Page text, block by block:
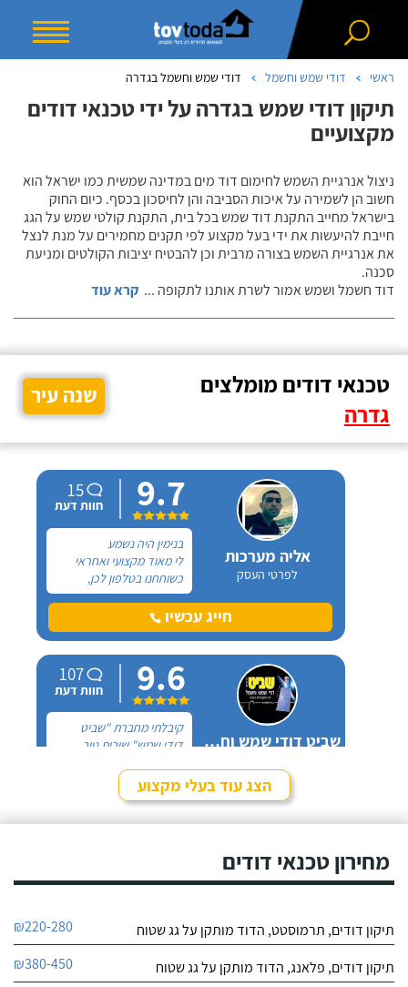
ראשי דודי שמש וחשמל דודי שמש וחשמל בגדרה
תיקון דודי שמש בגדרה על ידי טכנאי דודים
מקצועיים
ניצול אנרגיית השמש לחימום דוד מים במדינה שמשית כמו ישראל הוא
חשוב הן לשמירה על איכות הסביבה והן לחיסכון בכסף. כיום החוק
בישראל מחייב התקנת דוד שמש בכל בית, התקנת קולטי שמש על הגג
חייבת להיעשות את ידי בעל מקצוע לפי תקנים מחמירים על מנת לנצל
את אנרגיית השמש בצורה מרבית וכן להבטיח יציבות הקולטים ומניעת
סכנה.
דוד חשמל ושמש אמור לשרת אותנו לתקופה ... קרא עוד
טכנאי דודים מומלצים
גדרה
שנה עיר
אליה מערכות
לפרטי העסק
9.7
15
חוות דעת
בנימין היה נשמע
לי מאוד מקצועי ואחראי
כשוחחנו בטלפון לכן,
הזמנתי אותו להחלפת דוד
שמש וקולטים בבניין בו אני
גרה והוא אכן נתן שירות
עבודה נקייה ומסודרת.
חייג עכשיו
שביט דודי שמש וחשמל בע"מ
9.6
107
חוות דעת
קיבלתי מחברת "שביט
דודי שמש" שירות טוב,
אותם לא מזמן, כשהתפוצץ
לי הדוד שמש של הדירה.חייג עכשיו
הצג עוד בעלי מקצוע
מחירון טכנאי דודים
תיקון דודים, תרמוסטט, הדוד מותקן על גג שטוח ₪220-280
תיקון דודים, פלאנג, הדוד מותקן על גג שטוח ₪380-450